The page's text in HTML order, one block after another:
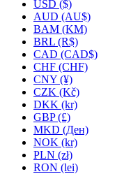
USD ($)
AUD (AU$)
BAM (KM)
BRL (R$)
CAD (CAD$)
CHF (CHF)
CNY (¥)
CZK (Kč)
DKK (kr)
GBP (£)
MKD (Ден)
NOK (kr)
PLN (zł)
RON (lei)